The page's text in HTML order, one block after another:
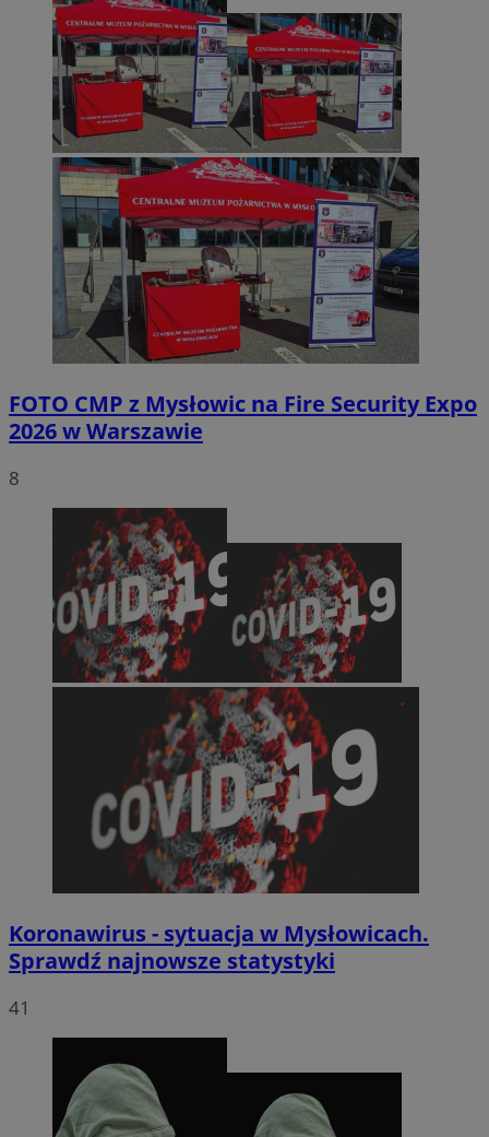
FOTO CMP z Mysłowic na Fire Security Expo
2026 w Warszawie
8
Koronawirus - sytuacja w Mysłowicach.
Sprawdź najnowsze statystyki
41